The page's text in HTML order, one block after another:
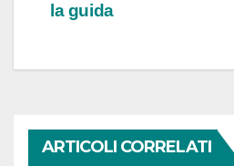
la guida
ARTICOLI CORRELATI